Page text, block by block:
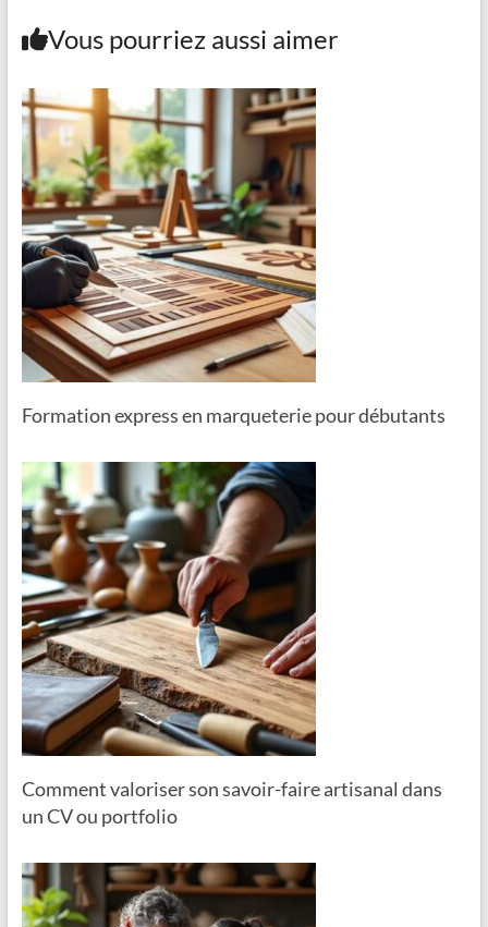
Vous pourriez aussi aimer
Formation express en marqueterie pour débutants
Comment valoriser son savoir-faire artisanal dans
un CV ou portfolio